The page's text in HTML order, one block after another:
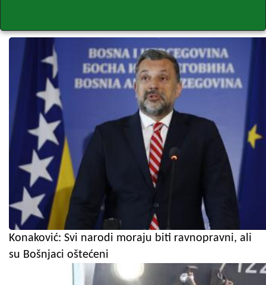
Konaković: Svi narodi moraju biti ravnopravni, ali
su Bošnjaci oštećeni